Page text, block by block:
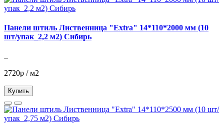
Панели штиль Лиственница "Extra" 14*110*2000 мм (10
шт/упак_2,2 м2) Сибирь
..
2720р / м2
Купить